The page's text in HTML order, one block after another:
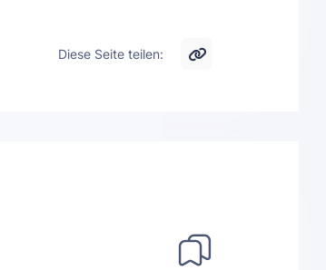
Diese Seite teilen: